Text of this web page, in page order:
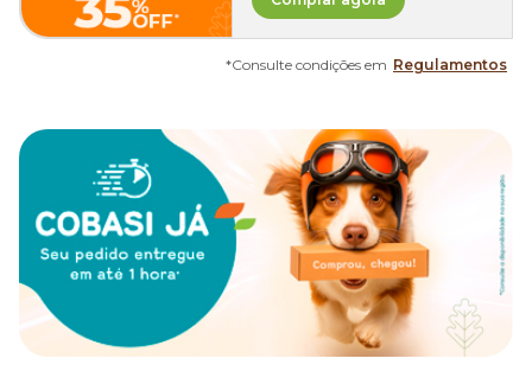
*Consulte condições em Regulamentos